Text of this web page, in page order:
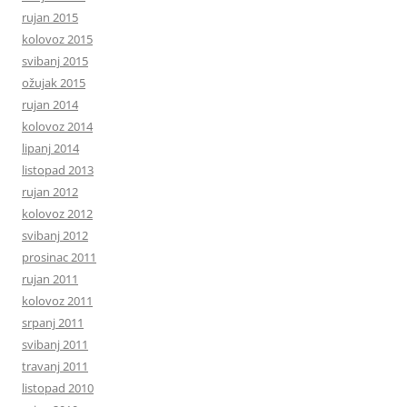
rujan 2015
kolovoz 2015
svibanj 2015
ožujak 2015
rujan 2014
kolovoz 2014
lipanj 2014
listopad 2013
rujan 2012
kolovoz 2012
svibanj 2012
prosinac 2011
rujan 2011
kolovoz 2011
srpanj 2011
svibanj 2011
travanj 2011
listopad 2010